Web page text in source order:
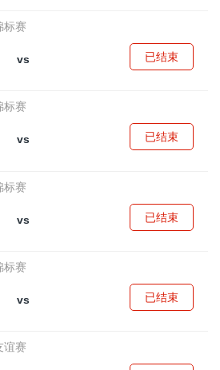
标赛
vs
已结束
标赛
vs
已结束
标赛
京师范大学女篮
vs
已结束
标赛
vs
已结束
谊赛